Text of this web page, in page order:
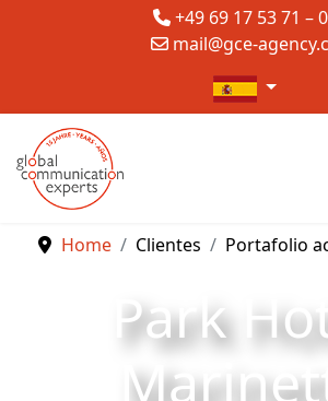
+49 69 17 53 71 –
mail@gce-
Seleccione su
Home Clientes Portafolio
Park